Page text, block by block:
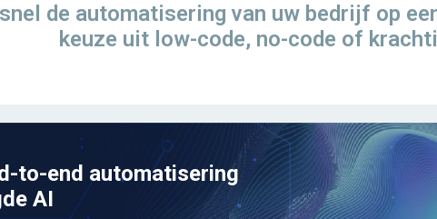
de automatisering van uw bedrijf op
keuze uit low-code, no-code of
to-end automatisering
AI